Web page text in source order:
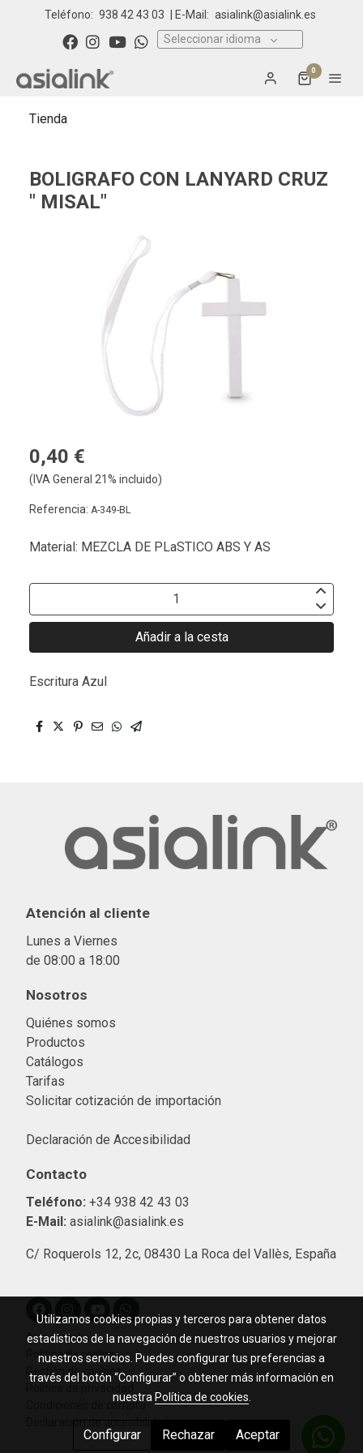
Teléfono: 938 42 43 03 | E-Mail: asialink@asialink.es
Seleccionar idioma
0
Tienda
BOLIGRAFO CON LANYARD CRUZ
" MISAL"
0,40 €
(IVA General 21% incluido)
Referencia: A-349-BL
Material: MEZCLA DE PLaSTICO ABS Y AS
Añadir a la cesta
Escritura Azul
Atención al cliente
Lunes a Viernes
de 08:00 a 18:00
Nosotros
Quiénes somos
Productos
Catálogos
Tarifas
Solicitar cotización de importación
Declaración de Accesibilidad
Contacto
Teléfono: +34 938 42 43 03
E-Mail: asialink@asialink.es
C/ Roquerols 12, 2c, 08430 La Roca del Vallès, España
Aviso legal
Política de cookies
Gestión de cookies
Condiciones de compra
Utilizamos cookies propias y terceros para obtener datos
estadísticos de la navegación de nuestros usuarios y mejorar
nuestros servicios. Puedes configurar tus preferencias a
través del botón “Configurar” o obtener más información en
nuestra Política de cookies
Configurar Rechazar Aceptar